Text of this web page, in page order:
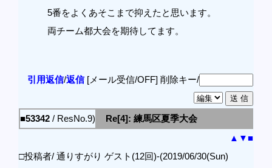
5番をよくあそこまで抑えたと思います。
両チーム都大会を期待してます。
引用返信/返信[メール受信/OFF] 削除キー/
■53342 / ResNo.9)
Re[4]: 練馬区夏季大会
▲ ▼■
□投稿者/ 通りすがり ゲスト(12回)-(2019/06/30(Sun)